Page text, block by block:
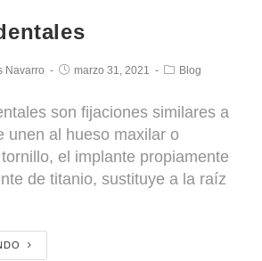
Navarro marzo 31, 2021 Blog
son fijaciones similares a
unen al hueso maxilar o
el implante propiamente
de titanio, sustituye a la raíz